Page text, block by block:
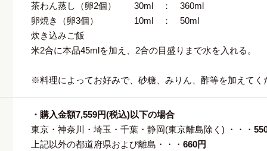
茶わん蒸し（卵2個） 30ml ： 360ml
卵焼き（卵3個） 10ml ： 50ml
炊き込みご飯
米2合に本品45mlを加え、2合の目盛りまで水を入れる。
※料理によってお好みで、砂糖、みりん、酢等を加えてく
・購入金額7,559円(税込)以下の場合
東京・神奈川・埼玉・千葉・静岡(東京離島除く) ・・・
上記以外の都道府県および離島・・・ 660円